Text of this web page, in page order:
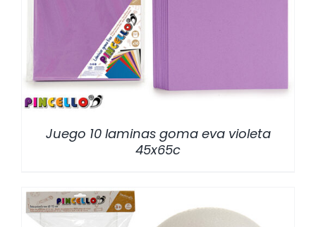
Juego 10 laminas goma eva violeta
45x65c